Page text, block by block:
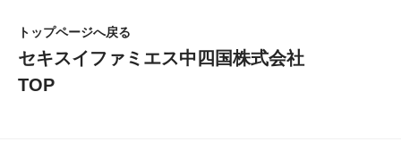
トップページへ戻る
セキスイファミエス中四国株式会社
TOP